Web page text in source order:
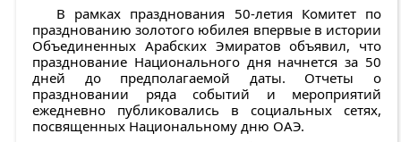
В рамках празднования 50-летия Комитет по
празднованию золотого юбилея впервые в истории
Объединенных Арабских Эмиратов объявил, что
празднование Национального дня начнется за 50
дней до предполагаемой даты. Отчеты о
праздновании ряда событий и мероприятий
ежедневно публиковались в социальных сетях,
посвященных Национальному дню ОАЭ.